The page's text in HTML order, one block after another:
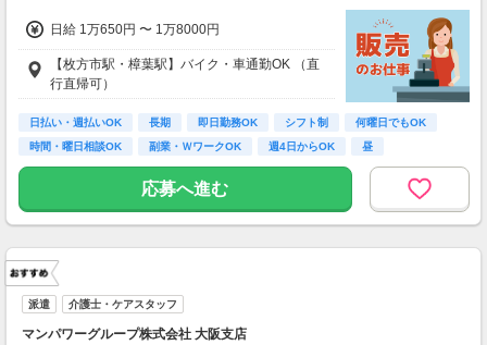
日給 1万650円 〜 1万8000円
【枚方市駅・樟葉駅】バイク・車通勤OK （直
行直帰可）
日払い・週払いOK 長期 即日勤務OK シフト制
何曜日でもOK
時間・曜日相談OK
副業・ＷワークOK 週4日からOK 昼
応募へ進む
派遣 介護士・ケアスタッフ
マンパワーグループ株式会社 大阪支店